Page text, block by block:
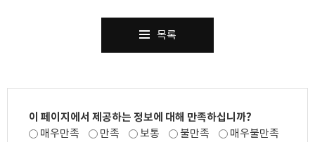
목록
이 페이지에서 제공하는 정보에 대해 만족하십니까?
매우만족
만족 보통 불만족 매우불만족